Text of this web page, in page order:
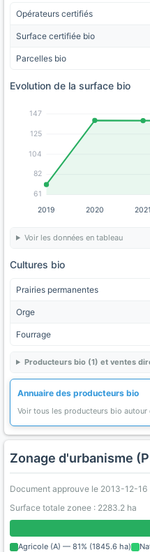
Opérateurs certifiés
Surface certifiée bio
Parcelles bio
Evolution de la surface bio
61
82
104
125
147
2019 2020 2021
Voir les données en tableau
Cultures bio
Prairies permanentes
Orge
Fourrage
Producteurs bio (1) et ventes
Annuaire des producteurs bio
Voir tous les producteurs bio autour
Zonage d'urbanisme
Document approuve le 2013-12-16
Surface totale zonee : 2283.2 ha
Agricole (A) — 81% (1845.6 ha)